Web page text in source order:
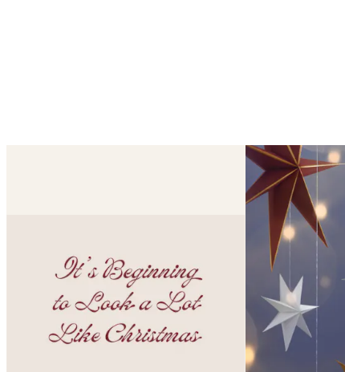
Looping je zapnutý